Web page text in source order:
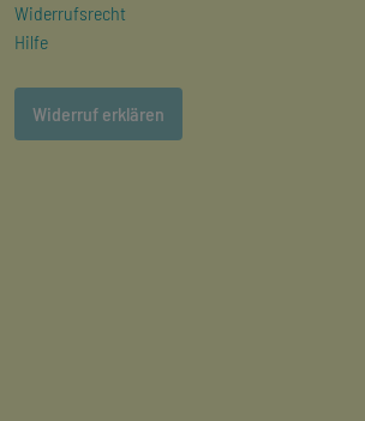
Widerrufsrecht
Hilfe
Widerruf erklären